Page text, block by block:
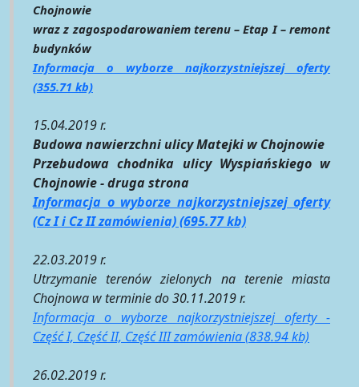
Chojnowie
wraz z zagospodarowaniem terenu – Etap I – remont
budynków
Informacja o wyborze najkorzystniejszej oferty
(355.71 kb)
15.04.2019 r.
Budowa nawierzchni ulicy Matejki w Chojnowie
Przebudowa chodnika ulicy Wyspiańskiego w
Chojnowie - druga strona
Informacja o wyborze najkorzystniejszej oferty
(Cz I i Cz II zamówienia) (695.77 kb)
22.03.2019 r.
Utrzymanie terenów zielonych na terenie miasta
Chojnowa w terminie do 30.11.2019 r.
Informacja o wyborze najkorzystniejszej oferty -
Część I, Część II, Część III zamówienia (838.94 kb)
26.02.2019 r.